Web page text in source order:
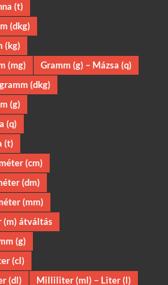
(t)
(dkg)
(kg)
(mg)
Gramm (g) – Mázsa (q)
(dkg)
(g)
(q)
(t)
(cm)
(dm)
(mm)
(m) átváltás
(g)
(cl)
(dl)
Milliliter (ml) – Liter (l)